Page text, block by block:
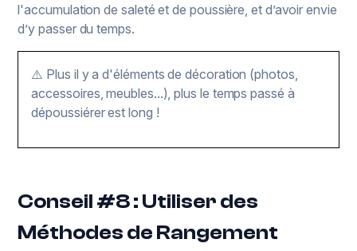
l'accumulation de saleté et de poussière, et d’avoir envie
d’y passer du temps.
⚠️ Plus il y a d'éléments de décoration (photos,
accessoires, meubles...), plus le temps passé à
dépoussiérer est long !
Conseil #8 : Utiliser des
Méthodes de Rangement